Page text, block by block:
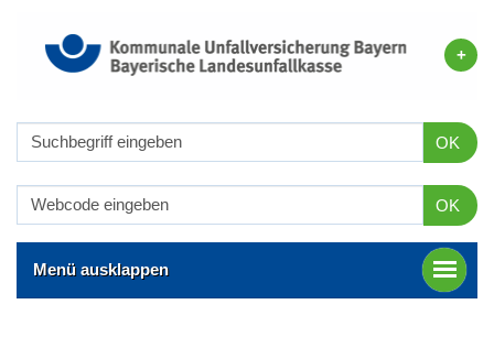
OK
OK
Menü ausklappen